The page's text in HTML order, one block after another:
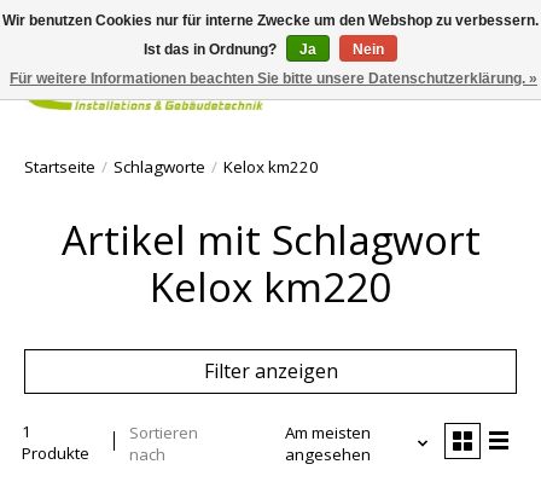
Ihr
Startseite / Schlagworte / Kelox km220
Artikel mit Schlagwort
Kelox km220
Filter anzeigen
1
Produkte
Sortieren
nach
Am meisten
angesehen
Wir benutzen Cookies nur für interne Zwecke um den Webshop zu verbessern.
Ist das in Ordnung?
Ja
Nein
Für weitere Informationen beachten Sie bitte unsere Datenschutzerklärung. »